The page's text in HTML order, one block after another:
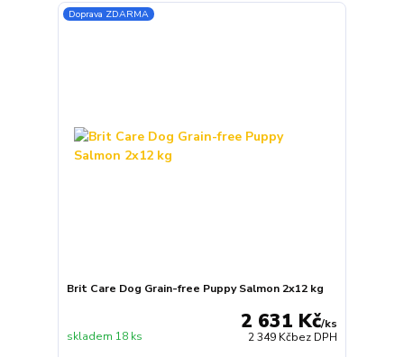
Doprava ZDARMA
Brit Care Dog Grain-free Puppy Salmon 2x12 kg
2 631 Kč/ks
2 349 Kčbez DPH
skladem 18 ks